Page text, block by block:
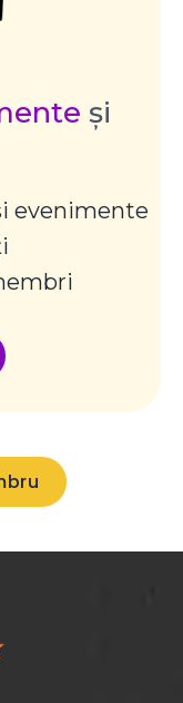
și
evenimente